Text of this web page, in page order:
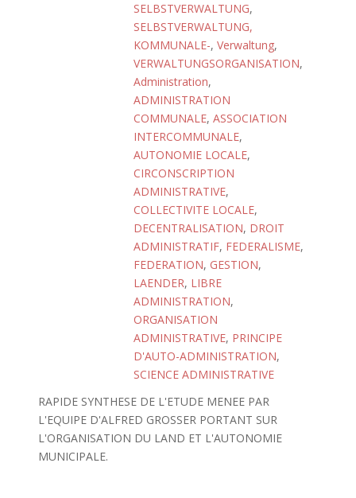
SELBSTVERWALTUNG,
SELBSTVERWALTUNG,
KOMMUNALE-, Verwaltung,
VERWALTUNGSORGANISATION,
Administration,
ADMINISTRATION
COMMUNALE, ASSOCIATION
INTERCOMMUNALE,
AUTONOMIE LOCALE,
CIRCONSCRIPTION
ADMINISTRATIVE,
COLLECTIVITE LOCALE,
DECENTRALISATION, DROIT
ADMINISTRATIF, FEDERALISME,
FEDERATION, GESTION,
LAENDER, LIBRE
ADMINISTRATION,
ORGANISATION
ADMINISTRATIVE, PRINCIPE
D'AUTO-ADMINISTRATION,
SCIENCE ADMINISTRATIVE
RAPIDE SYNTHESE DE L'ETUDE MENEE PAR
L'EQUIPE D'ALFRED GROSSER PORTANT SUR
L'ORGANISATION DU LAND ET L'AUTONOMIE
MUNICIPALE.